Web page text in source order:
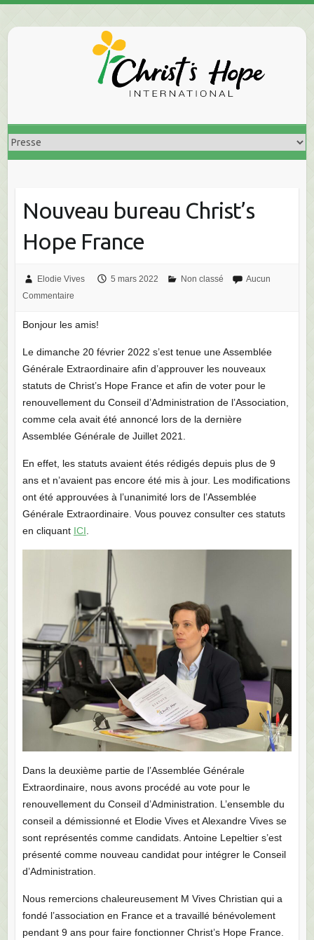
Nouveau bureau Christ’s
Hope France
Elodie Vives 5 mars 2022 Non classé
Aucun
Commentaire
Bonjour les amis!
Le dimanche 20 février 2022 s’est tenue une Assemblée
Générale Extraordinaire afin d’approuver les nouveaux
statuts de Christ’s Hope France et afin de voter pour le
renouvellement du Conseil d’Administration de l’Association,
comme cela avait été annoncé lors de la dernière
Assemblée Générale de Juillet 2021.
En effet, les statuts avaient étés rédigés depuis plus de 9
ans et n’avaient pas encore été mis à jour. Les modifications
ont été approuvées à l’unanimité lors de l’Assemblée
Générale Extraordinaire. Vous pouvez consulter ces statuts
en cliquant ICI
Dans la deuxième partie de l’Assemblée Générale
Extraordinaire, nous avons procédé au vote pour le
renouvellement du Conseil d’Administration. L’ensemble du
conseil a démissionné et Elodie Vives et Alexandre Vives se
sont représentés comme candidats. Antoine Lepeltier s’est
présenté comme nouveau candidat pour intégrer le Conseil
d’Administration.
Nous remercions chaleureusement M VivesChristian qui a
fondé l’association en France et a travaillé bénévolement
pendant 9 ans pour faire fonctionner Christ’s Hope France.